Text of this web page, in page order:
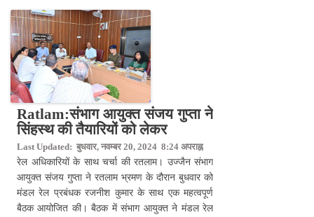
Ratlam:संभाग आयुक्त संजय गुप्ता ने
सिंहस्थ की तैयारियों को लेकर
Last Updated: बुधवार, नवम्बर 20, 2024 8:24 अपराह्न
रेल अधिकारियों के साथ चर्चा की रतलाम। उज्जैन संभाग
आयुक्त संजय गुप्ता ने रतलाम भ्रमण के दौरान बुधवार को
मंडल रेल प्रबंधक रजनीश कुमार के साथ एक महत्वपूर्ण
बैठक आयोजित की। बैठक में संभाग आयुक्त ने मंडल रेल